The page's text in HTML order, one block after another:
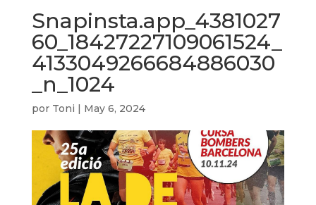
Snapinsta.app_4381027
60_18427227109061524_
4133049266684886030
_n_1024
por Toni | May 6, 2024